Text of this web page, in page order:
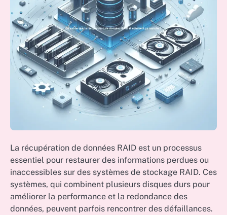
La récupération de données RAID est un processus
essentiel pour restaurer des informations perdues ou
inaccessibles sur des systèmes de stockage RAID. Ces
systèmes, qui combinent plusieurs disques durs pour
améliorer la performance et la redondance des
données, peuvent parfois rencontrer des défaillances.